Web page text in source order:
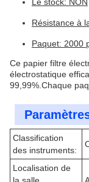
Résistance à
Paquet: 2000
Ce papier filtre
électrostatique
99,99%.Chaque
Classification
des instruments:
Localisation de